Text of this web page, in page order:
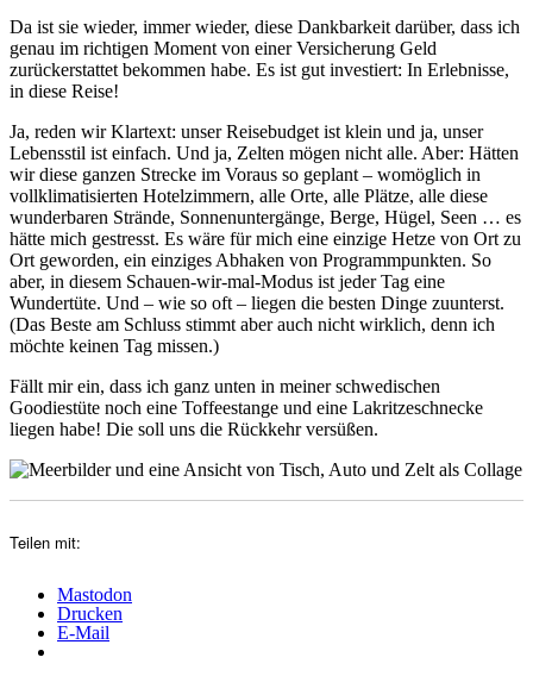
Da ist sie wieder, immer wieder, diese Dankbarkeit darüber, dass ich
genau im richtigen Moment von einer Versicherung Geld
zurückerstattet bekommen habe. Es ist gut investiert: In Erlebnisse,
in diese Reise!
Ja, reden wir Klartext: unser Reisebudget ist klein und ja, unser
Lebensstil ist einfach. Und ja, Zelten mögen nicht alle. Aber: Hätten
wir diese ganzen Strecke im Voraus so geplant – womöglich in
vollklimatisierten Hotelzimmern, alle Orte, alle Plätze, alle diese
wunderbaren Strände, Sonnenuntergänge, Berge, Hügel, Seen … es
hätte mich gestresst. Es wäre für mich eine einzige Hetze von Ort zu
Ort geworden, ein einziges Abhaken von Programmpunkten. So
aber, in diesem Schauen-wir-mal-Modus ist jeder Tag eine
Wundertüte. Und – wie so oft – liegen die besten Dinge zuunterst.
(Das Beste am Schluss stimmt aber auch nicht wirklich, denn ich
möchte keinen Tag missen.)
Fällt mir ein, dass ich ganz unten in meiner schwedischen
Goodiestüte noch eine Toffeestange und eine Lakritzeschnecke
liegen habe! Die soll uns die Rückkehr versüßen.
Teilen mit:
Mastodon
Drucken
E-Mail